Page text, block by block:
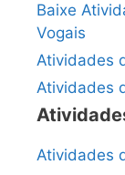
Baixe
Vogais
Atividades
Atividades
Atividades